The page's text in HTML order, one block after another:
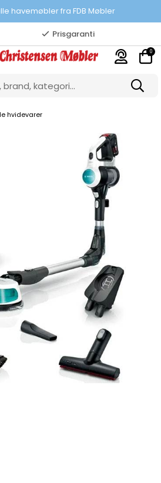
havemøbler fra FDB Møbler
100% danskejet webshop
Prisgaranti
10.000 m2 showroom
Gratis & gode parkeringsforhold
0
hvidevarer